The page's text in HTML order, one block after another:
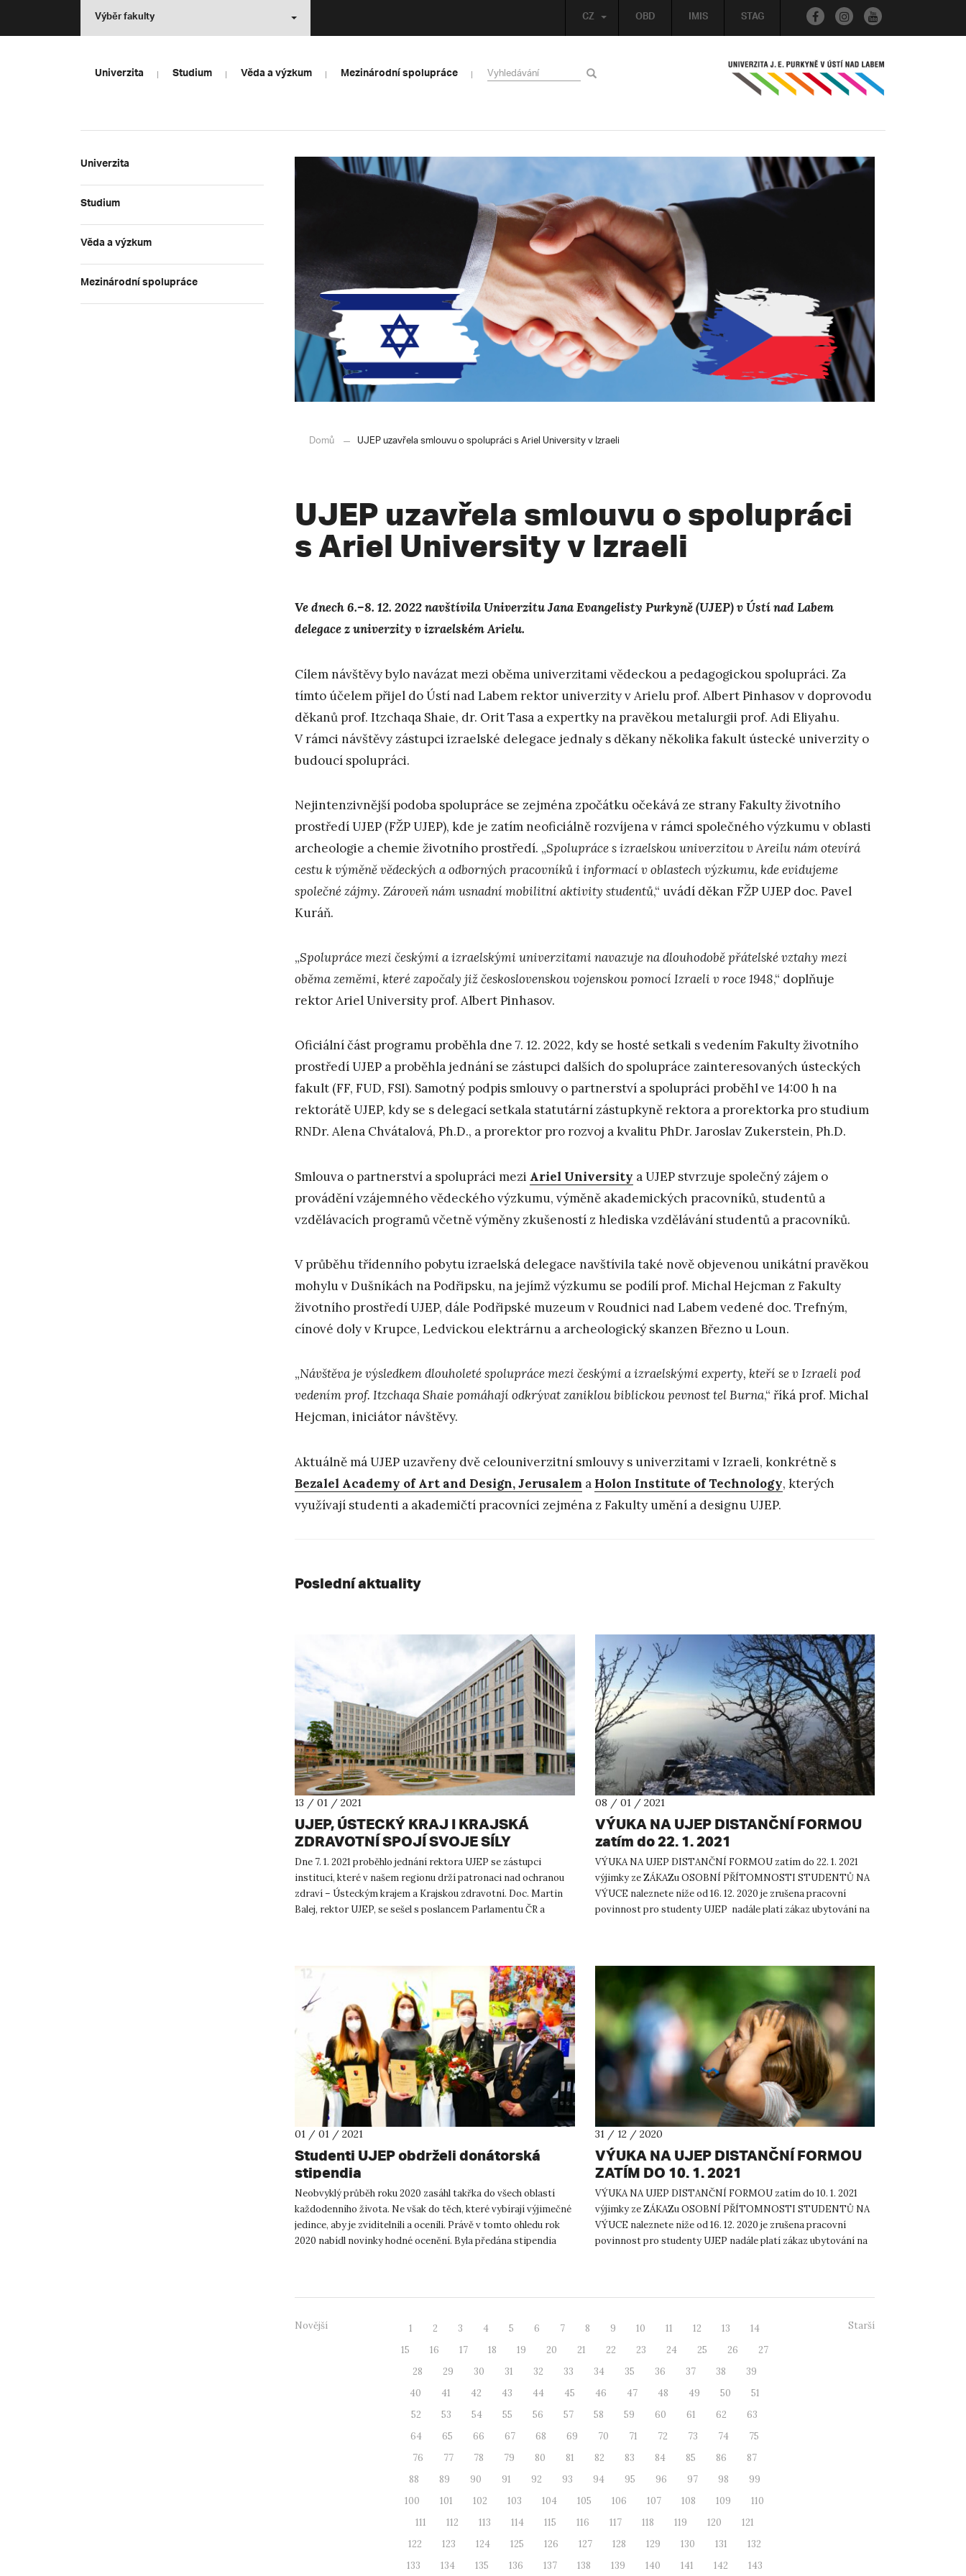
OBD IMIS STAG
CZ
Výběr fakulty
Univerzita Studium Věda a výzkum Mezinárodní spolupráce
Univerzita
Studium
Věda a výzkum
Mezinárodní spolupráce
Domů UJEP uzavřela smlouvu o spolupráci s Ariel University v Izraeli
UJEP uzavřela smlouvu o spolupráci
s Ariel University v Izraeli
Ve dnech 6.–8. 12. 2022 navštívila Univerzitu Jana Evangelisty Purkyně (UJEP) v Ústí nad Labem
delegace z univerzity v izraelském Arielu.
Cílem návštěvy bylo navázat mezi oběma univerzitami vědeckou a pedagogickou spolupráci. Za
tímto účelem přijel do Ústí nad Labem rektor univerzity v Arielu prof. Albert Pinhasov v doprovodu
děkanů prof. Itzchaqa Shaie, dr. Orit Tasa a expertky na pravěkou metalurgii prof. Adi Eliyahu.
V rámci návštěvy zástupci izraelské delegace jednaly s děkany několika fakult ústecké univerzity o
budoucí spolupráci.
Nejintenzivnější podoba spolupráce se zejména zpočátku očekává ze strany Fakulty životního
prostředí UJEP (FŽP UJEP), kde je zatím neoficiálně rozvíjena v rámci společného výzkumu v oblasti
archeologie a chemie životního prostředí. „Spolupráce s izraelskou univerzitou v Areilu nám otevírá
cestu k výměně vědeckých a odborných pracovníků i informací v oblastech výzkumu, kde evidujeme
společné zájmy. Zároveň nám usnadní mobilitní aktivity studentů,“ uvádí děkan FŽP UJEP doc. Pavel
Kuráň.
„Spolupráce mezi českými a izraelskými univerzitami navazuje na dlouhodobě přátelské vztahy mezi
oběma zeměmi, které započaly již československou vojenskou pomocí Izraeli v roce 1948,“ doplňuje
rektor Ariel University prof. Albert Pinhasov.
Oficiální část programu proběhla dne 7. 12. 2022, kdy se hosté setkali s vedením Fakulty životního
prostředí UJEP a proběhla jednání se zástupci dalších do spolupráce zainteresovaných ústeckých
fakult (FF, FUD, FSI). Samotný podpis smlouvy o partnerství a spolupráci proběhl ve 14:00 h na
rektorátě UJEP, kdy se s delegací setkala statutární zástupkyně rektora a prorektorka pro studium
RNDr. Alena Chvátalová, Ph.D., a prorektor pro rozvoj a kvalitu PhDr. Jaroslav Zukerstein, Ph.D.
Smlouva o partnerství a spolupráci mezi Ariel University a UJEP stvrzuje společný zájem o
provádění vzájemného vědeckého výzkumu, výměně akademických pracovníků, studentů a
vzdělávacích programů včetně výměny zkušeností z hlediska vzdělávání studentů a pracovníků.
V průběhu třídenního pobytu izraelská delegace navštívila také nově objevenou unikátní pravěkou
mohylu v Dušníkách na Podřipsku, na jejímž výzkumu se podílí prof. Michal Hejcman z Fakulty
životního prostředí UJEP, dále Podřipské muzeum v Roudnici nad Labem vedené doc. Trefným,
cínové doly v Krupce, Ledvickou elektrárnu a archeologický skanzen Březno u Loun.
„Návštěva je výsledkem dlouholeté spolupráce mezi českými a izraelskými experty, kteří se v Izraeli pod
vedením prof. Itzchaqa Shaie pomáhají odkrývat zaniklou biblickou pevnost tel Burna,“ říká prof. Michal
Hejcman, iniciátor návštěvy.
Aktuálně má UJEP uzavřeny dvě celouniverzitní smlouvy s univerzitami v Izraeli, konkrétně s
Bezalel Academy of Art and Design, Jerusalem a Holon Institute of Technology, kterých
využívají studenti a akademičtí pracovníci zejména z Fakulty umění a designu UJEP.
Poslední aktuality
13 / 01 / 2021
UJEP, ÚSTECKÝ KRAJ I KRAJSKÁ
ZDRAVOTNÍ SPOJÍ SVOJE SÍLY
Dne 7. 1. 2021 proběhlo jednání rektora UJEP se zástupci
institucí, které v našem regionu drží patronaci nad ochranou
zdraví – Ústeckým krajem a Krajskou zdravotní. Doc. Martin
Balej, rektor UJEP, se sešel s poslancem Parlamentu ČR a
08 / 01 / 2021
VÝUKA NA UJEP DISTANČNÍ FORMOU
zatím do 22. 1. 2021
VÝUKA NA UJEP DISTANČNÍ FORMOU zatím do 22. 1. 2021
výjimky ze ZÁKAZu OSOBNÍ PŘÍTOMNOSTI STUDENTŮ NA
VÝUCE naleznete níže od 16. 12. 2020 je zrušena pracovní
povinnost pro studenty UJEP nadále platí zákaz ubytování na
01 / 01 / 2021
Studenti UJEP obdrželi donátorská
stipendia
Neobvyklý průběh roku 2020 zasáhl takřka do všech oblastí
každodenního života. Ne však do těch, které vybírají výjimečné
jedince, aby je zviditelnili a ocenili. Právě v tomto ohledu rok
2020 nabídl novinky hodné ocenění. Byla předána stipendia
31 / 12 / 2020
VÝUKA NA UJEP DISTANČNÍ FORMOU
ZATÍM DO 10. 1. 2021
VÝUKA NA UJEP DISTANČNÍ FORMOU zatím do 10. 1. 2021
výjimky ze ZÁKAZu OSOBNÍ PŘÍTOMNOSTI STUDENTŮ NA
VÝUCE naleznete níže od 16. 12. 2020 je zrušena pracovní
povinnost pro studenty UJEP nadále platí zákaz ubytování na
Novější 1 2 3 4 5 6 7 8 9 10 11 12 13
14
15
16 17 18 19 20 21 22 23 24 25 26
27
28
29 30 31 32 33 34 35 36 37 38
39
40
41 42 43 44 45 46 47 48 49 50
51
52
53 54 55 56 57 58 59 60 61 62
63
64
65 66 67 68 69 70 71 72 73 74
75
76
77 78 79 80 81 82 83 84 85 86
87
88
89 90 91 92 93 94 95 96 97 98
99
100
101 102 103 104 105 106 107 108 109
110
111
112 113 114 115 116 117 118 119 120
121
122
123 124 125 126 127 128 129 130 131
132
133
134 135 136 137 138 139 140 141 142 143
Starší